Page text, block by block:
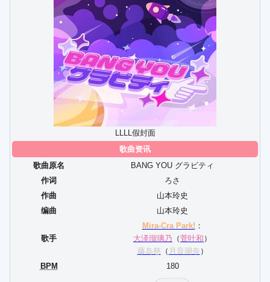
LLLL假封面
歌曲资讯
歌曲原名
BANG YOU グラビティ
作词
ろさ
作曲
山本玲史
编曲
山本玲史
歌手
Mira-Cra Park! ：
大泽瑠璃乃 （菅叶和 ）
藤岛慈 （ 月音瑚奈 ）
BPM
180